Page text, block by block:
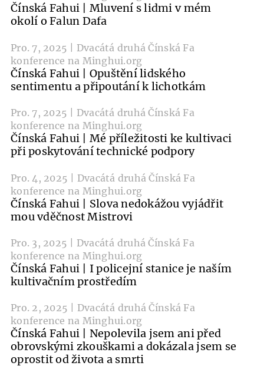
Čínská Fahui | Mluvení s lidmi v mém
okolí o Falun Dafa
Pro. 7, 2025 | Dvacátá druhá Čínská Fa
konference na Minghui.org
Čínská Fahui | Opuštění lidského
sentimentu a připoutání k lichotkám
Pro. 7, 2025 | Dvacátá druhá Čínská Fa
konference na Minghui.org
Čínská Fahui | Mé příležitosti ke kultivaci
při poskytování technické podpory
Pro. 4, 2025 | Dvacátá druhá Čínská Fa
konference na Minghui.org
Čínská Fahui | Slova nedokážou vyjádřit
mou vděčnost Mistrovi
Pro. 3, 2025 | Dvacátá druhá Čínská Fa
konference na Minghui.org
Čínská Fahui | I policejní stanice je naším
kultivačním prostředím
Pro. 2, 2025 | Dvacátá druhá Čínská Fa
konference na Minghui.org
Čínská Fahui | Nepolevila jsem ani před
obrovskými zkouškami a dokázala jsem se
oprostit od života a smrti